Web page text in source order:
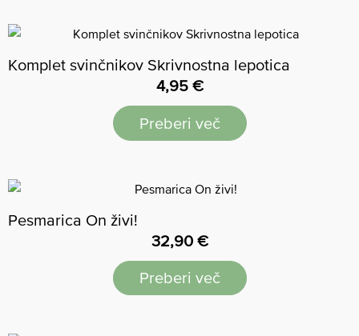
Komplet svinčnikov Skrivnostna lepotica
4,95 €
Preberi več
Pesmarica On živi!
32,90 €
Preberi več